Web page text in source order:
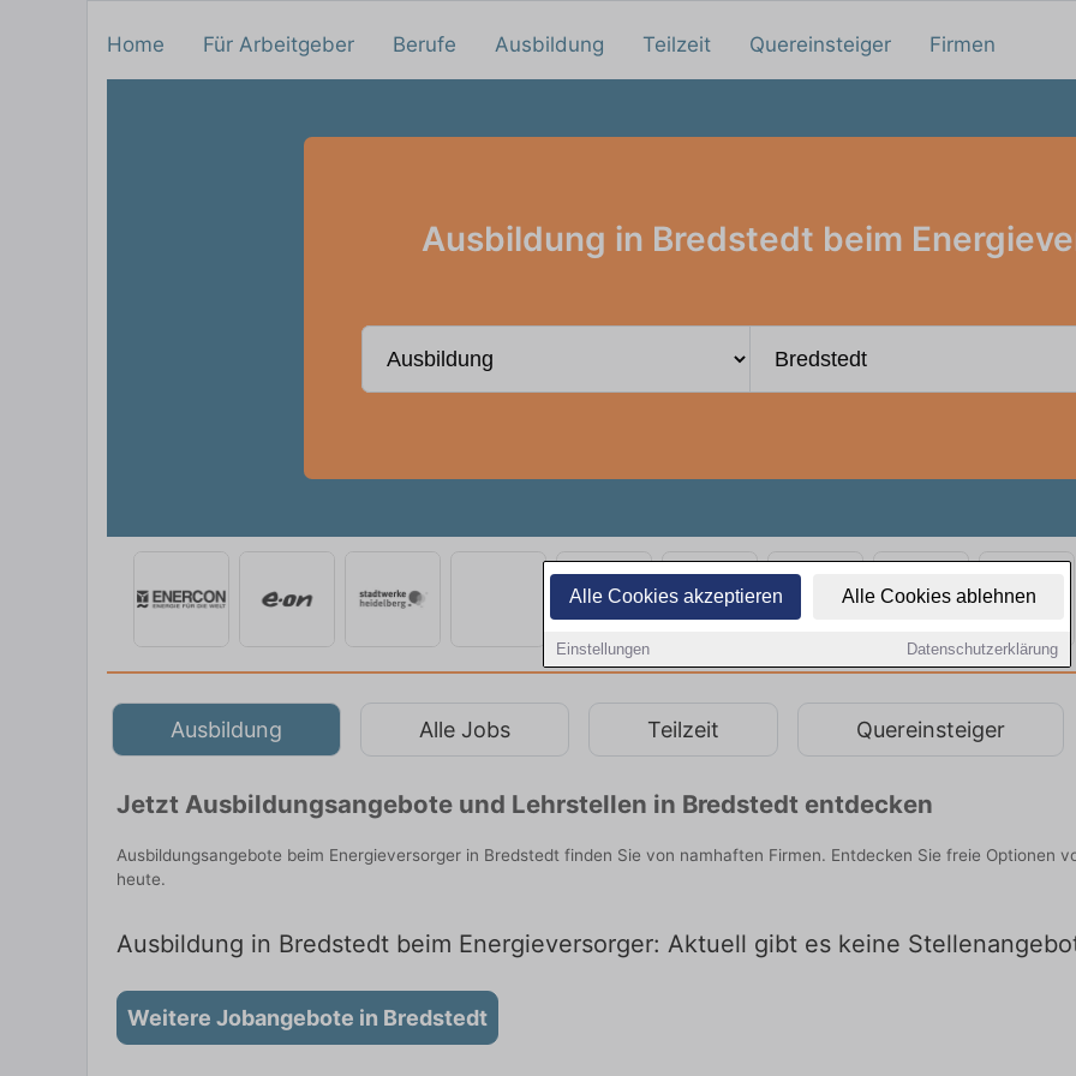
Alle Cookies akzeptieren Alle Cookies ablehnen
Einstellungen Datenschutzerklärung
Home Für Arbeitgeber Berufe Ausbildung Teilzeit Quereinsteiger Firmen
Ausbildung in Bredstedt beim
Ausbildung Alle Jobs Teilzeit Quereinsteiger
Jetzt Ausbildungsangebote und Lehrstellen in Bredstedt entdecken
Ausbildungsangebote beim Energieversorger in Bredstedt finden Sie von namhaften Firmen. Entdecken Sie freie Optionen
heute.
Ausbildung in Bredstedt beim Energieversorger: Aktuell gibt es keine
Weitere Jobangebote in Bredstedt